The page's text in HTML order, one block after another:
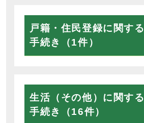
戸籍・住民登録に関する
手続き（1件）
生活（その他）に関する
手続き（16件）